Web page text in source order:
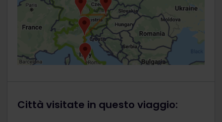
Città visitate in questo viaggio: